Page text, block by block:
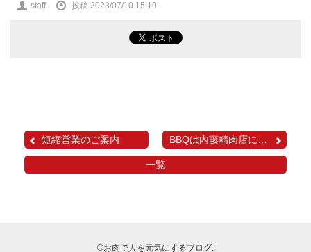
staff 投稿 2023/07/10 15:19
短縮営業のご案内 BBQは内藤精肉店にお任せ...
一覧
©お肉で人を元気にするブログ.